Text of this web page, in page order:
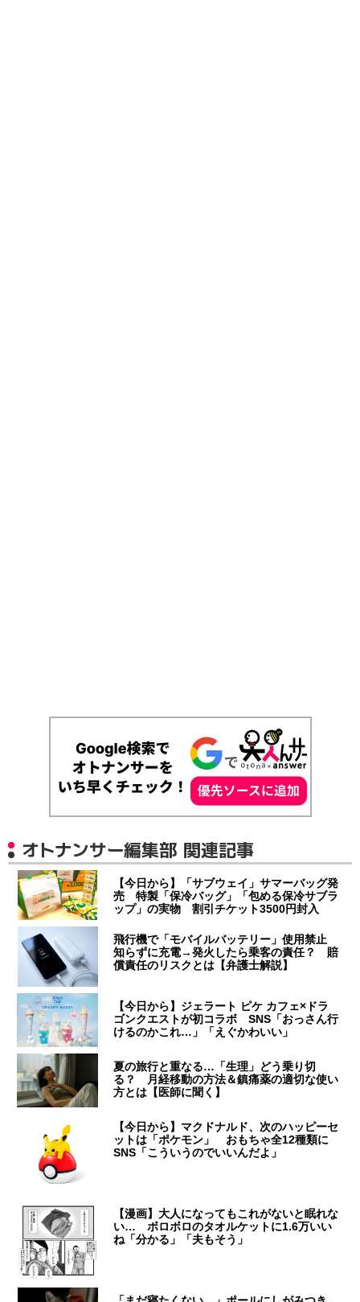
オトナンサー編集部 関連記事
【今日から】「サブウェイ」サマーバッグ発
売 特製「保冷バッグ」「包める保冷サブラ
ップ」の実物 割引チケット3500円封入
飛行機で「モバイルバッテリー」使用禁止
知らずに充電→発火したら乗客の責任？ 賠
償責任のリスクとは【弁護士解説】
【今日から】ジェラート ピケ カフェ×ドラ
ゴンクエストが初コラボ SNS「おっさん行
けるのかこれ…」「えぐかわいい」
夏の旅行と重なる…「生理」どう乗り切
る？ 月経移動の方法＆鎮痛薬の適切な使い
方とは【医師に聞く】
【今日から】マクドナルド、次のハッピーセ
ットは「ポケモン」 おもちゃ全12種類に
SNS「こういうのでいいんだよ」
【漫画】大人になってもこれがないと眠れな
い… ボロボロのタオルケットに1.6万いい
ね「分かる」「夫もそう」